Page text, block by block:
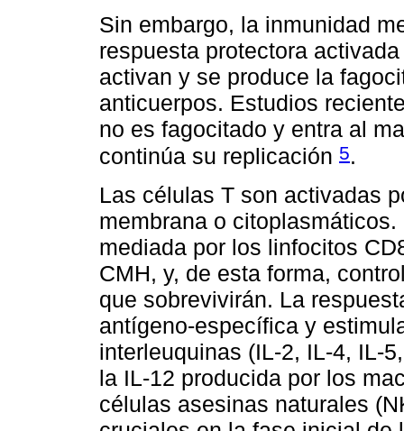
Sin embargo, la inmunidad
respuesta protectora
activan y se produce la
anticuerpos. Estudios
no es fagocitado y entra al
continúa su replicación 5.
Las células T son activadas
membrana o
mediada por los linfocitos
CMH, y, de esta forma,
que sobrevivirán. La
antígeno-específica y
interleuquinas (IL-2, IL-4, IL-
la IL-12 producida por los
células asesinas naturales